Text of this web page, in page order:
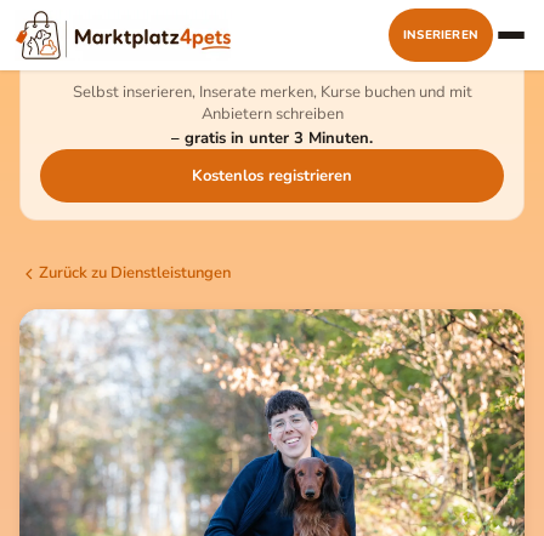
INSERIEREN
Selbst inserieren, Inserate merken, Kurse buchen und mit
Anbietern schreiben
– gratis in unter 3 Minuten.
Kostenlos registrieren
Zurück zu Dienstleistungen